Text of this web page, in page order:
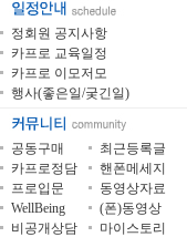
정회원 공지사항
카프로 교육일정
카프로 이모저모
행사(좋은일/궂긴일)
공동구매
최근등록글
카프로정담
핸폰메세지
프로입문
동영상자료
WellBeing
(폰)동영상
비공개상담
마이스토리